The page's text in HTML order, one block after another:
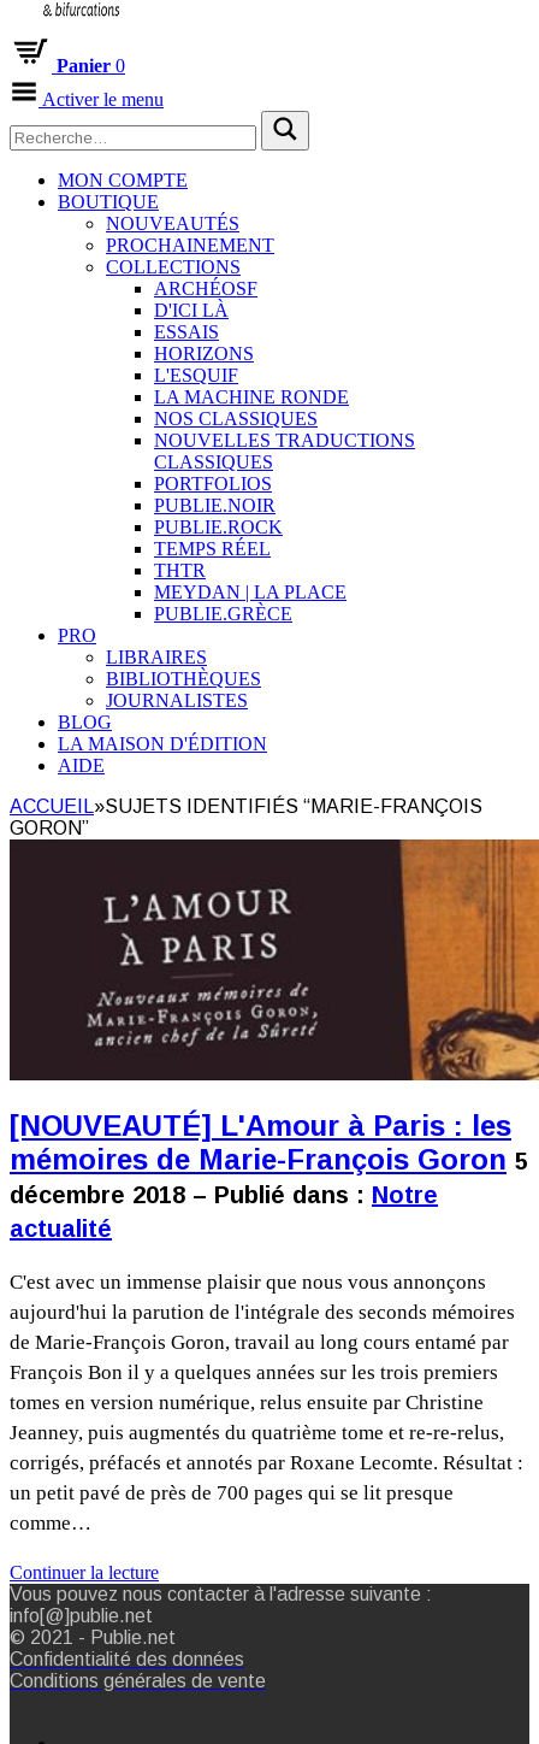
Panier 0
Activer le menu
MON COMPTE
BOUTIQUE
NOUVEAUTÉS
PROCHAINEMENT
COLLECTIONS
ARCHÉOSF
D'ICI LÀ
ESSAIS
HORIZONS
L'ESQUIF
LA MACHINE RONDE
NOS CLASSIQUES
NOUVELLES TRADUCTIONS
CLASSIQUES
PORTFOLIOS
PUBLIE.NOIR
PUBLIE.ROCK
TEMPS RÉEL
THTR
MEYDAN | LA PLACE
PUBLIE.GRÈCE
PRO
LIBRAIRES
BIBLIOTHÈQUES
JOURNALISTES
BLOG
LA MAISON D'ÉDITION
AIDE
ACCUEIL»SUJETS IDENTIFIÉS “MARIE-FRANÇOIS
GORON”
[NOUVEAUTÉ] L'Amour à Paris : les
mémoires de Marie-François Goron 5
décembre 2018 – Publié dans : Notre
actualité
C'est avec un immense plaisir que nous vous annonçons
aujourd'hui la parution de l'intégrale des seconds mémoires
de Marie-François Goron, travail au long cours entamé par
François Bon il y a quelques années sur les trois premiers
tomes en version numérique, relus ensuite par Christine
Jeanney, puis augmentés du quatrième tome et re-re-relus,
corrigés, préfacés et annotés par Roxane Lecomte. Résultat :
un petit pavé de près de 700 pages qui se lit presque
comme…
Continuer la lecture
Vous pouvez nous contacter à l'adresse suivante :
info[@]publie.net
© 2021 - Publie.net
Confidentialité des données
Conditions générales de vente